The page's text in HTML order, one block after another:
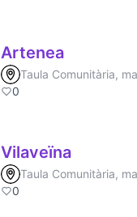
Artenea
Taula Comunitària,
0
Vilaveïna
Taula Comunitària,
0